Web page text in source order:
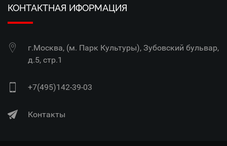
КОНТАКТНАЯ ИФОРМАЦИЯ
г.Москва, (м. Парк Культуры), Зубовский бульвар,
д.5, стр.1
+7(495)142-39-03
Контакты